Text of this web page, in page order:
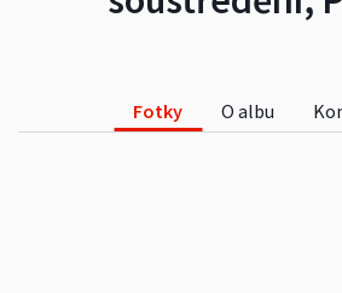
Fotky O albu